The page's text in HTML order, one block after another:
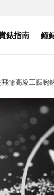
錶指南 鐘
輪高級工藝腕